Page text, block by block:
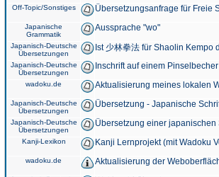
Off-Topic/Sonstiges Übersetzungsanfrage für Freie
Japanische
Grammatik
Aussprache "wo"
Japanisch-Deutsche
Übersetzungen
Ist 少林拳法 für Shaolin
Japanisch-Deutsche
Übersetzungen
Inschrift auf einem Pinselbecher
wadoku.de Aktualisierung meines lokalen
Japanisch-Deutsche
Übersetzungen
Übersetzung - Japanische
Japanisch-Deutsche
Übersetzungen
Übersetzung einer japanischen
Kanji-Lexikon Kanji Lernprojekt (mit Wadoku
wadoku.de Aktualisierung der